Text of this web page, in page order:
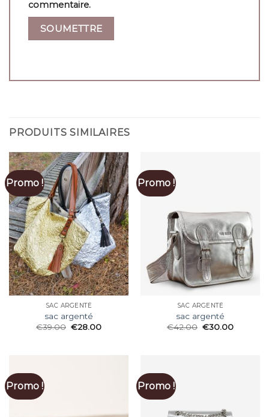
commentaire.
PRODUITS SIMILAIRES
Promo !
SAC ARGENTÉ
sac argenté
€39.00 €28.00
Promo !
SAC ARGENTÉ
sac argenté
€42.00 €30.00
Promo ! Promo !